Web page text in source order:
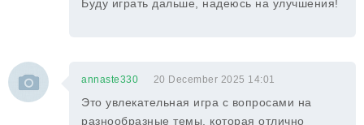
Буду играть дальше, надеюсь на улучшения!
annaste330 20 December 2025 14:01
Это увлекательная игра с вопросами на
разнообразные темы, которая отлично